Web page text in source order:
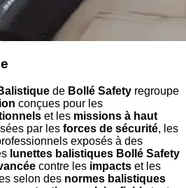
de Bollé Safety regroupe
conçues pour les
et les missions à haut
par les forces de sécurité, les
exposés à des
lunettes balistiques Bollé Safety
contre les impacts et les
selon des normes balistiques